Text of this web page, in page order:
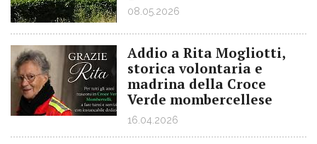
08.05.2026
Addio a Rita Mogliotti,
storica volontaria e
madrina della Croce
Verde mombercellese
16.04.2026